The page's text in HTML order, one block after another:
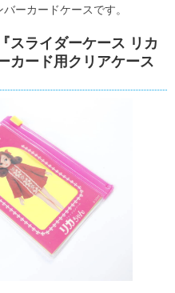
ーカードケースです。
スライダーケース リカ
カード用クリアケース